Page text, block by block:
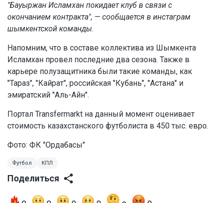
"Бауыржан Исламхан покидает клуб в связи с
окончанием контракта", — сообщается в инстаграм
шымкентской команды.
Напомним, что в составе коллектива из Шымкента
Исламхан провел последние два сезона. Также в
карьере полузащитника были такие команды, как
"Тараз", "Кайрат", российская "Кубань", "Астана" и
эмиратский "Аль-Айн".
Портал Transfermarkt на данный момент оценивает
стоимость казахстанского футболиста в 450 тыс. евро.
Фото: ФК "Ордабасы"
Футбол КПЛ
Поделиться